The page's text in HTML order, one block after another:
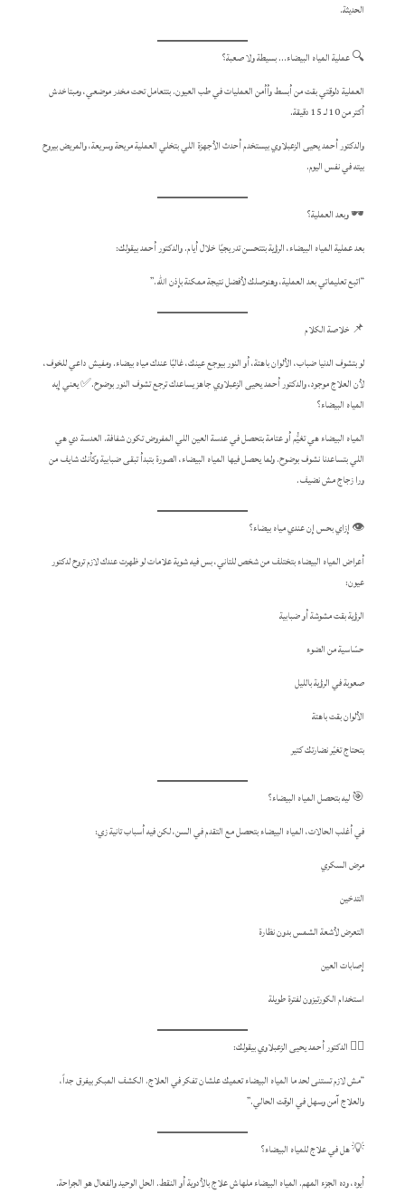
الحديثة.
🔍 عملية المياه البيضاء… بسيطة ولا صعبة؟
العملية دلوقتي بقت من أبسط وأأمن العمليات في طب العيون. بتتعامل تحت مخدر موضعي، ومبتاخدش
أكتر من 10 لـ 15 دقيقة.
والدكتور أحمد يحيى الزعبلاوي بيستخدم أحدث الأجهزة اللي بتخلي العملية مريحة وسريعة، والمريض بيروح
بيته في نفس اليوم.
🕶️ وبعد العملية؟
بعد عملية المياه البيضاء، الرؤية بتتحسن تدريجيًا خلال أيام. والدكتور أحمد بيقولك:
“اتبع تعليماتي بعد العملية، وهنوصلك لأفضل نتيجة ممكنة بإذن الله.”
📌 خلاصة الكلام
لو بتشوف الدنيا ضباب، الألوان باهتة، أو النور بيوجع عينك، غالبًا عندك مياه بيضاء. ومفيش داعي للخوف،
لأن العلاج موجود، والدكتور أحمد يحيى الزعبلاوي جاهز يساعدك ترجع تشوف النور بوضوح.✅ يعني إيه
المياه البيضاء؟
المياه البيضاء هي تغيُّم أو عتامة بتحصل في عدسة العين اللي المفروض تكون شفافة. العدسة دي هي
اللي بتساعدنا نشوف بوضوح. ولما يحصل فيها المياه البيضاء، الصورة بتبدأ تبقى ضبابية وكأنك شايف من
ورا زجاج مش نضيف.
👁️ إزاي بحس إن عندي مياه بيضاء؟
أعراض المياه البيضاء بتختلف من شخص للتاني، بس فيه شوية علامات لو ظهرت عندك لازم تروح لدكتور
عيون:
الرؤية بقت مشوشة أو ضبابية
حسّاسية من الضوء
صعوبة في الرؤية بالليل
الألوان بقت باهتة
بتحتاج تغيّر نضارتك كتير
🎯 ليه بتحصل المياه البيضاء؟
في أغلب الحالات، المياه البيضاء بتحصل مع التقدم في السن، لكن فيه أسباب تانية زي:
مرض السكري
التدخين
التعرض لأشعة الشمس بدون نظارة
إصابات العين
استخدام الكورتيزون لفترة طويلة
👨‍⚕️ الدكتور أحمد يحيى الزعبلاوي بيقولك:
“مش لازم تستنى لحد ما المياه البيضاء تعميك علشان تفكر في العلاج. الكشف المبكر بيفرق جداً،
والعلاج آمن وسهل في الوقت الحالي.”
💡 هل في علاج للمياه البيضاء؟
أيوه، وده الجزء المهم. المياه البيضاء ملهاش علاج بالأدوية أو النقط. الحل الوحيد والفعال هو الجراحة.